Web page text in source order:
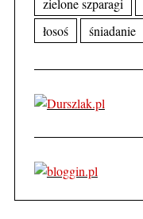
zielone szparagi
łosoś
śniadanie